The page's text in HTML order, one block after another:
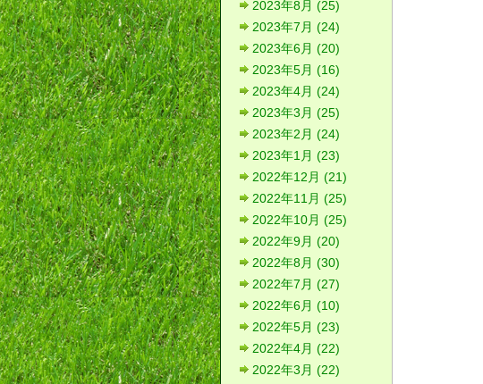
2023年8月 (25)
2023年7月 (24)
2023年6月 (20)
2023年5月 (16)
2023年4月 (24)
2023年3月 (25)
2023年2月 (24)
2023年1月 (23)
2022年12月 (21)
2022年11月 (25)
2022年10月 (25)
2022年9月 (20)
2022年8月 (30)
2022年7月 (27)
2022年6月 (10)
2022年5月 (23)
2022年4月 (22)
2022年3月 (22)